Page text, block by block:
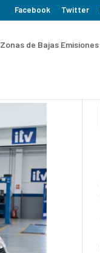
Facebook Twitter
Zonas de Bajas Emisiones